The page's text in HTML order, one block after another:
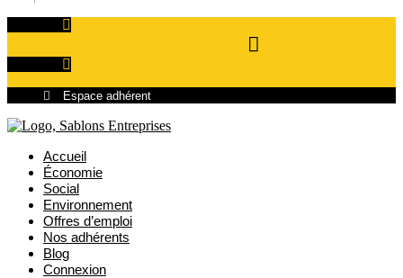
Espace adhérent
Accueil
Économie
Social
Environnement
Offres d’emploi
Nos adhérents
Blog
Connexion